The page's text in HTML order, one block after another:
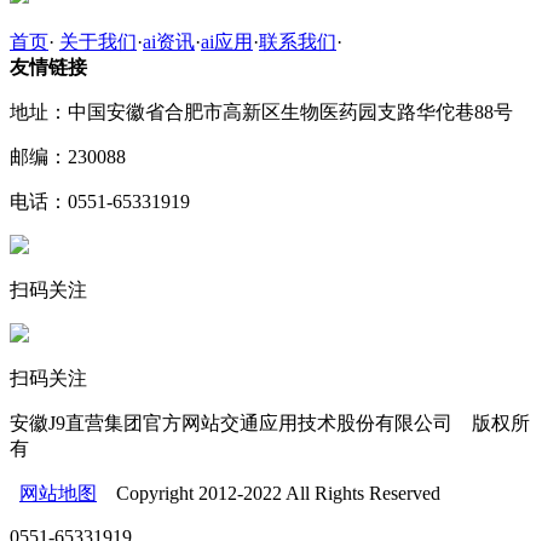
首页· 关于我们·ai资讯·ai应用 ·联系我们·
友情链接
地址：中国安徽省合肥市高新区生物医药园支路华佗巷88号
邮编：230088
电话：0551-65331919
扫码关注
扫码关注
安徽J9直营集团官方网站交通应用技术股份有限公司 版权所
有
网站地图 Copyright 2012-2022 All Rights Reserved
0551-65331919